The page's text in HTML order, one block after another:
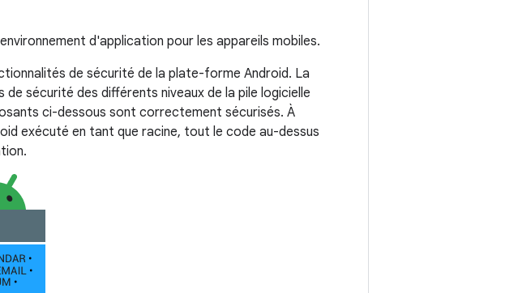
d'application pour les appareils mobiles.
de sécurité de la plate-forme Android. La
sécurité des différents niveaux de la pile logicielle
ci-dessous sont correctement sécurisés. À
exécuté en tant que racine, tout le code au-dessus